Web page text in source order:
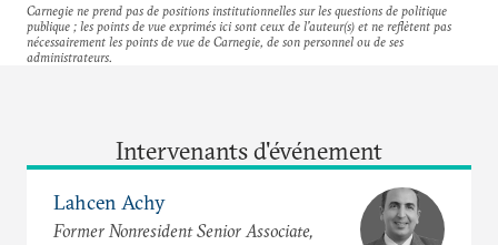
Carnegie ne prend pas de positions institutionnelles sur les questions de politique
publique ; les points de vue exprimés ici sont ceux de l'auteur(s) et ne reflètent pas
nécessairement les points de vue de Carnegie, de son personnel ou de ses
administrateurs.
Intervenants d'événement
Lahcen Achy
Former Nonresident Senior Associate,